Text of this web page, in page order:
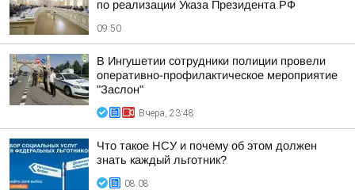
по реализации Указа Президента РФ
09:50
В Ингушетии сотрудники полиции провели
оперативно-профилактическое мероприятие
"Заслон"
Вчера, 23:48
Что такое НСУ и почему об этом должен
знать каждый льготник?
08:08